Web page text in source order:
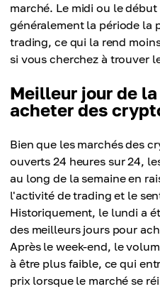
marché. Le midi ou le
généralement la période la
trading, ce qui la rend
si vous cherchez à trouver
Meilleur jour de
acheter des
Bien que les marchés des
ouverts 24 heures sur 24,
au long de la semaine en
l'activité de trading et le
Historiquement, le lundi a
des meilleurs jours pour
Après le week-end, le
à être plus faible, ce qui
prix lorsque le marché se